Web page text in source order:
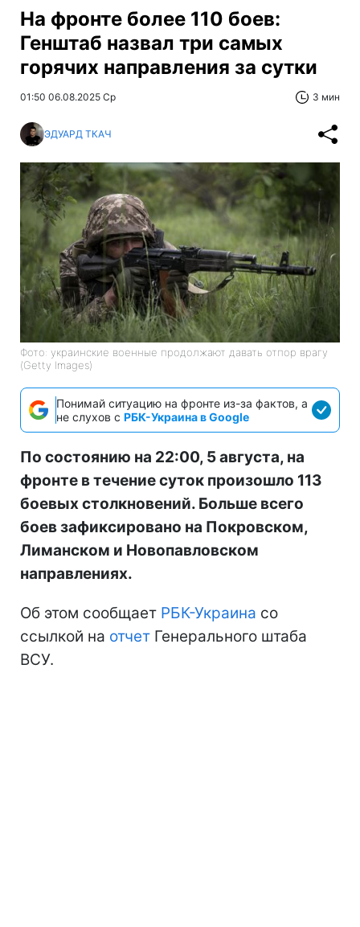
На фронте более 110 боев:
Генштаб назвал три самых
горячих направления за сутки
01:50 06.08.2025 Ср 3 мин
ЭДУАРД ТКАЧ
Фото: украинские военные продолжают давать отпор врагу
(Getty Images)
Понимай ситуацию на фронте из-за фактов, а
не слухов с РБК-Украина в Google
По состоянию на 22:00, 5 августа, на
фронте в течение суток произошло 113
боевых столкновений. Больше всего
боев зафиксировано на Покровском,
Лиманском и Новопавловском
направлениях.
Об этом сообщает РБК-Украина со
ссылкой на отчет Генерального штаба
ВСУ.